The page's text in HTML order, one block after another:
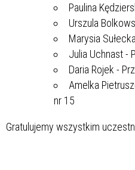
Paulina
Urszula
Marysia
Julia Uchnast -
Daria Rojek -
Amelka
nr 15
Gratulujemy wszystkim